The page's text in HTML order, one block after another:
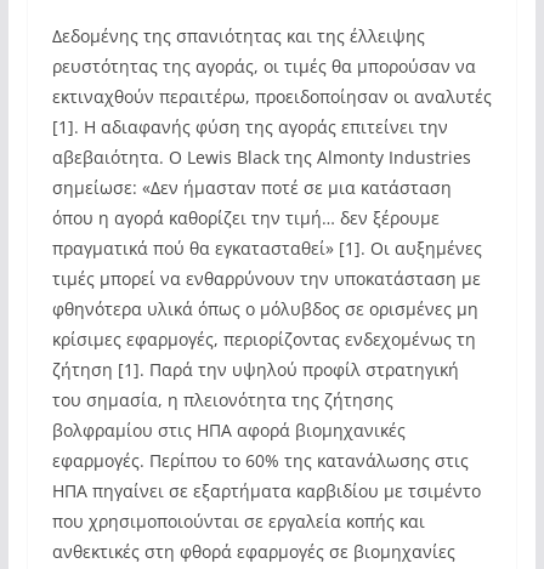
Δεδομένης της σπανιότητας και της έλλειψης
ρευστότητας της αγοράς, οι τιμές θα μπορούσαν να
εκτιναχθούν περαιτέρω, προειδοποίησαν οι αναλυτές
[1]. Η αδιαφανής φύση της αγοράς επιτείνει την
αβεβαιότητα. Ο Lewis Black της Almonty Industries
σημείωσε: «Δεν ήμασταν ποτέ σε μια κατάσταση
όπου η αγορά καθορίζει την τιμή… δεν ξέρουμε
πραγματικά πού θα εγκατασταθεί» [1]. Οι αυξημένες
τιμές μπορεί να ενθαρρύνουν την υποκατάσταση με
φθηνότερα υλικά όπως ο μόλυβδος σε ορισμένες μη
κρίσιμες εφαρμογές, περιορίζοντας ενδεχομένως τη
ζήτηση [1]. Παρά την υψηλού προφίλ στρατηγική
του σημασία, η πλειονότητα της ζήτησης
βολφραμίου στις ΗΠΑ αφορά βιομηχανικές
εφαρμογές. Περίπου το 60% της κατανάλωσης στις
ΗΠΑ πηγαίνει σε εξαρτήματα καρβιδίου με τσιμέντο
που χρησιμοποιούνται σε εργαλεία κοπής και
ανθεκτικές στη φθορά εφαρμογές σε βιομηχανίες